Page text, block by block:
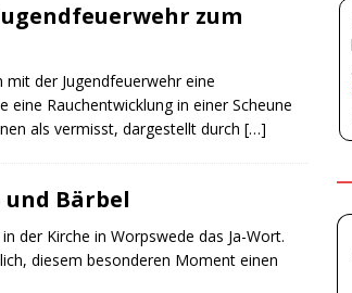
zum
der Jugendfeuerwehr eine
Rauchentwicklung in einer Scheune
als vermisst, dargestellt durch […]
Bärbel
der Kirche in Worpswede das Ja-Wort.
diesem besonderen Moment einen